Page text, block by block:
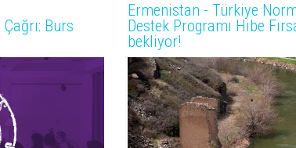
Burs
Ermenistan - Türkiye
Destek Programı Hibe
bekliyor!